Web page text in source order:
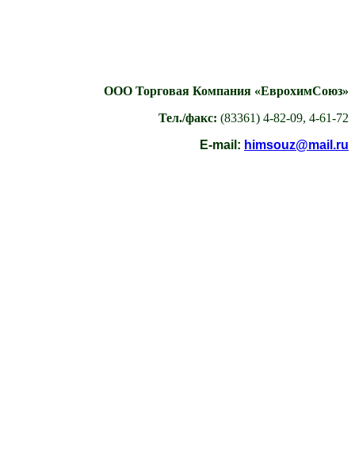
ООО Торговая Компания «ЕврохимСоюз»
Тел./факс: (83361) 4-82-09, 4-61-72
E-mail: himsouz@mail.ru